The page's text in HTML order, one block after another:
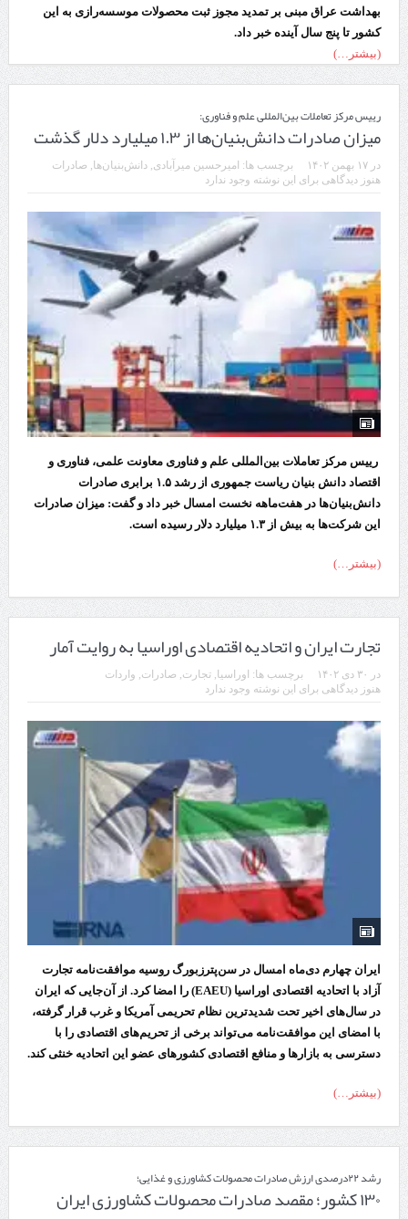
بهداشت عراق مبنی بر تمدید مجوز ثبت محصولات موسسه‌رازی به این
کشور تا پنج سال آینده خبر داد.
(بیشتر…)
رییس مرکز تعاملات بین‌المللی علم و فناوری:
میزان صادرات دانش‌بنیان‌ها از ۱.۳ میلیارد دلار گذشت
در ۱۷ بهمن ۱۴۰۲ برچسب ها: امیرحسین میرآبادی دانش‌بنیان‌ها صادرات
هنوز دیدگاهی برای این نوشته وجود ندارد
رییس مرکز تعاملات بین‌المللی علم و فناوری معاونت علمی، فناوری و
اقتصاد دانش بنیان ریاست جمهوری از رشد ۱.۵ برابری صادرات
دانش‌بنیان‌ها در هفت‌ماهه نخست امسال خبر داد و گفت: میزان صادرات
این شرکت‌ها به بیش از ۱.۳ میلیارد دلار رسیده است.
(بیشتر…)
تجارت ایران و اتحادیه اقتصادی اوراسیا به روایت آمار
در ۳۰ دی ۱۴۰۲ برچسب ها: اوراسیا تجارت صادرات واردات
هنوز دیدگاهی برای این نوشته وجود ندارد
ایران چهارم دی‌ماه امسال در سن‌پترزبورگ روسیه موافقت‌نامه تجارت
آزاد با اتحادیه اقتصادی اوراسیا (EAEU) را امضا کرد. از آن‌جایی که ایران
در سال‌های اخیر تحت شدیدترین نظام تحریمی آمریکا و غرب قرار گرفته،
با امضای این موافقت‌نامه می‌تواند برخی از تحریم‌های اقتصادی را با
دسترسی به بازارها و منافع اقتصادی کشورهای عضو این اتحادیه خنثی کند.
(بیشتر…)
رشد ۲۲درصدی ارزش صادرات محصولات کشاورزی و غذایی؛
۱۳۰ کشور؛ مقصد صادرات محصولات کشاورزی ایران